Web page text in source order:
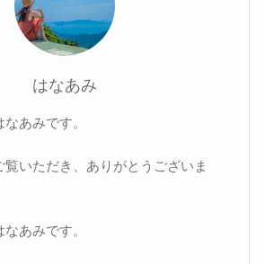
はなあみ
あみです。
覧いただき、ありがとうございま
あみです。